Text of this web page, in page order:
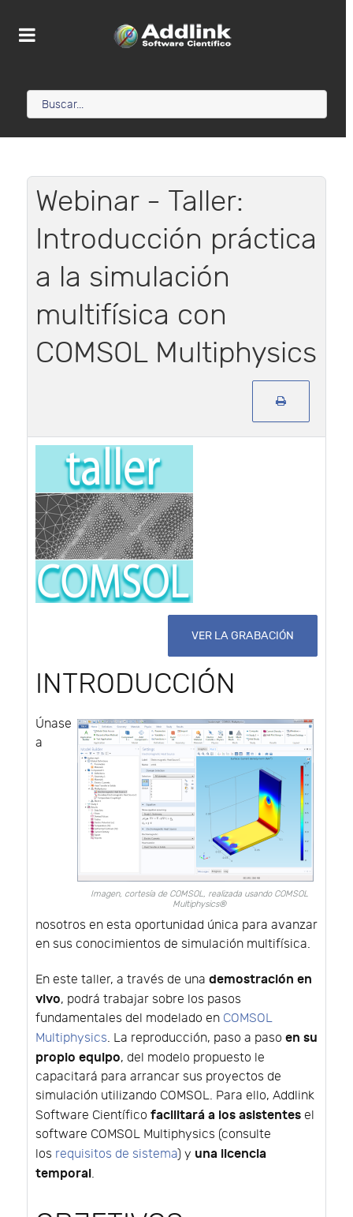
Webinar - Taller:
Introducción práctica
a la simulación
multifísica con
COMSOL Multiphysics
VER LA GRABACIÓN
INTRODUCCIÓN
Imagen, cortesía de COMSOL, realizada usando COMSOL
Multiphysics®
Únase
a
nosotros en esta oportunidad única para avanzar
en sus conocimientos de simulación multifísica.
En este taller, a través de una demostración en
vivo, podrá trabajar sobre los pasos
fundamentales del modelado en COMSOL
Multiphysics. La reproducción, paso a paso en su
propio equipo, del modelo propuesto le
capacitará para arrancar sus proyectos de
simulación utilizando COMSOL. Para ello, Addlink
Software Científico facilitará a los asistentes el
software COMSOL Multiphysics (consulte
los requisitos de sistema) y una licencia
temporal.